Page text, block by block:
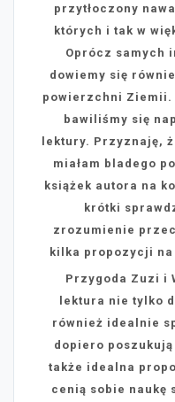
przytłoczony
których i tak w
Oprócz samych
dowiemy się
powierzchni Ziemii.
bawiliśmy się
lektury. Przyznaję,
miałam bladego
książek autora na
krótki
zrozumienie
kilka propozycji
Przygoda Zuzi i
lektura nie tylko
również idealnie
dopiero
także idealna
cenią sobie naukę